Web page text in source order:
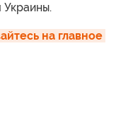
Украины.
на главное